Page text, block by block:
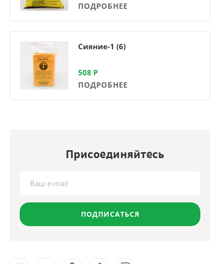
ПОДРОБНЕЕ
Сияние-1 (6)
508 Р
ПОДРОБНЕЕ
Присоединяйтесь
ПОДПИСАТЬСЯ